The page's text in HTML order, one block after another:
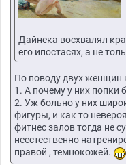
Дайнека восхвалял
его ипостасях, а не
По поводу двух женщин
1. А почему у них
2. Уж больно у них
фигуры, и как то
фитнес залов тогда не
неестественно
правой , темнокожей.